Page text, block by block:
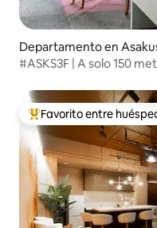
Departamento en
#ASKS3F | A solo 150
De los mejores en
Favorito entre